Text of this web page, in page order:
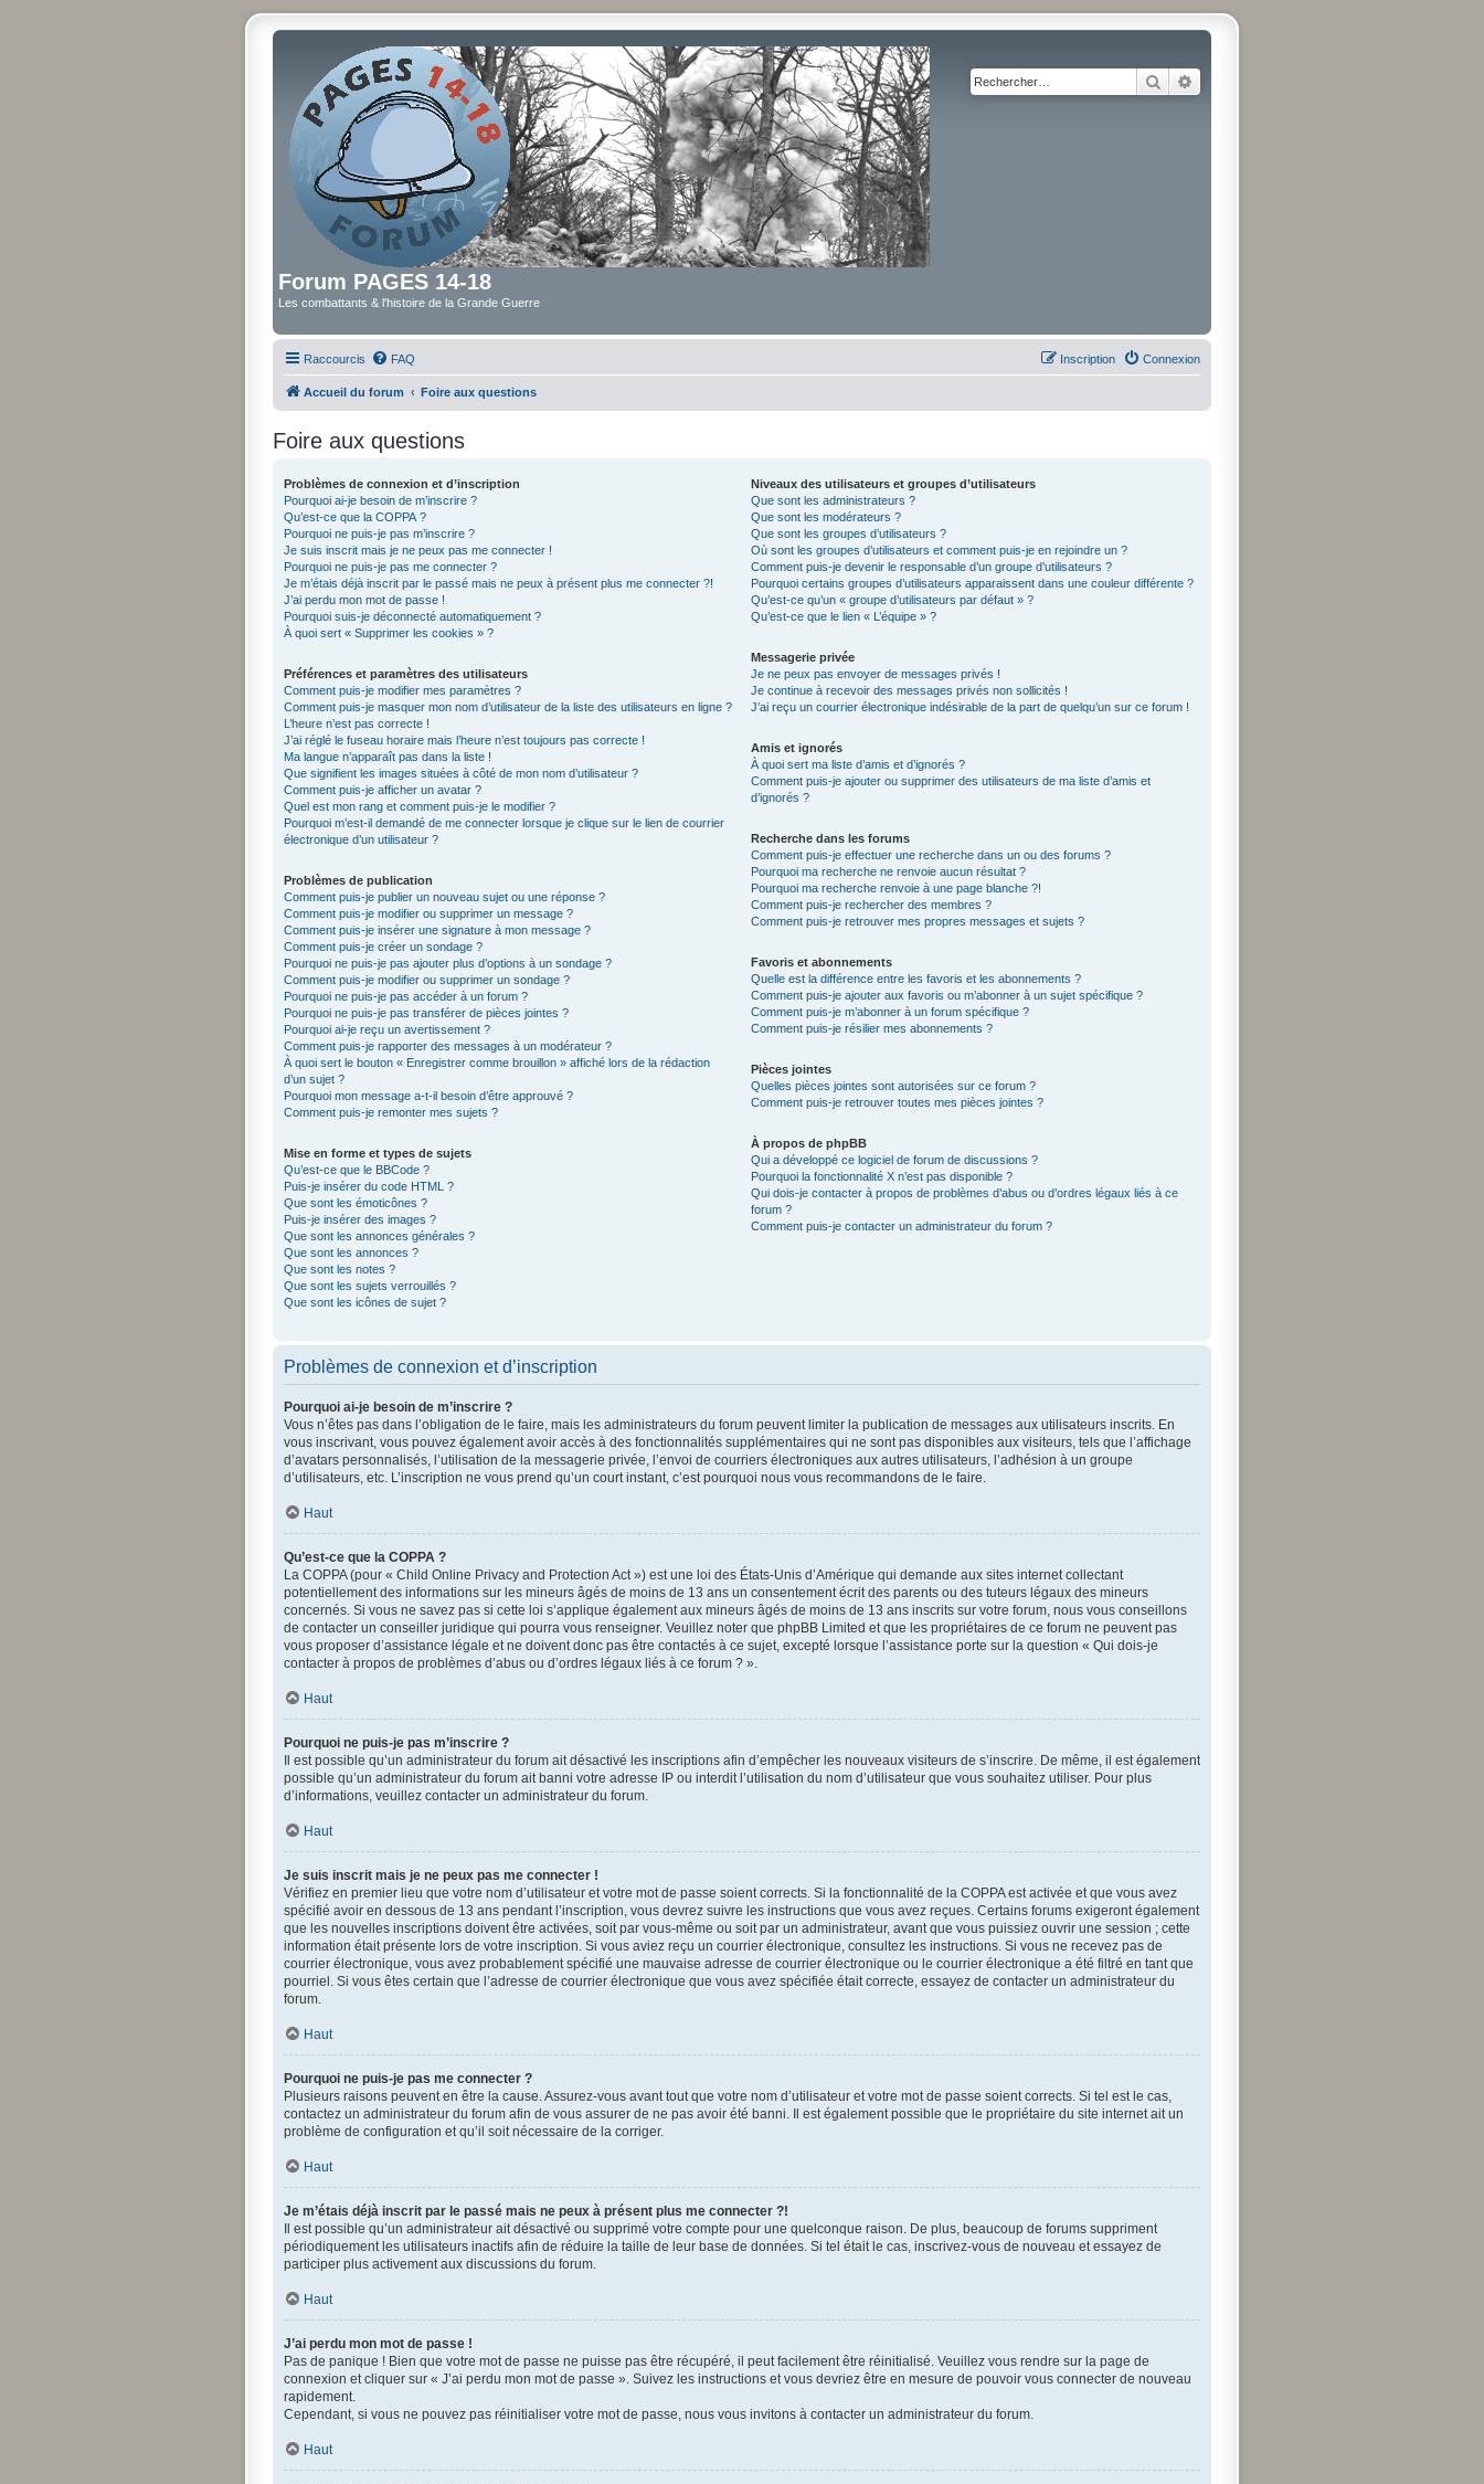
Forum PAGES 14-18
Les combattants & l'histoire de la Grande Guerre
Rechercher
Raccourcis FAQ Connexion
Inscription
Accueil du forum Foire aux questions
Foire aux questions
Problèmes de connexion et d’inscription
Pourquoi ai-je besoin de m’inscrire ?
Qu’est-ce que la COPPA ?
Pourquoi ne puis-je pas m’inscrire ?
Je suis inscrit mais je ne peux pas me connecter !
Pourquoi ne puis-je pas me connecter ?
Je m’étais déjà inscrit par le passé mais ne peux à présent plus me connecter ?!
J’ai perdu mon mot de passe !
Pourquoi suis-je déconnecté automatiquement ?
À quoi sert « Supprimer les cookies » ?
Préférences et paramètres des utilisateurs
Comment puis-je modifier mes paramètres ?
Comment puis-je masquer mon nom d’utilisateur de la liste des utilisateurs en ligne ?
L’heure n’est pas correcte !
J’ai réglé le fuseau horaire mais l’heure n’est toujours pas correcte !
Ma langue n’apparaît pas dans la liste !
Que signifient les images situées à côté de mon nom d’utilisateur ?
Comment puis-je afficher un avatar ?
Quel est mon rang et comment puis-je le modifier ?
Pourquoi m’est-il demandé de me connecter lorsque je clique sur le lien de courrier
électronique d’un utilisateur ?
Problèmes de publication
Comment puis-je publier un nouveau sujet ou une réponse ?
Comment puis-je modifier ou supprimer un message ?
Comment puis-je insérer une signature à mon message ?
Comment puis-je créer un sondage ?
Pourquoi ne puis-je pas ajouter plus d’options à un sondage ?
Comment puis-je modifier ou supprimer un sondage ?
Pourquoi ne puis-je pas accéder à un forum ?
Pourquoi ne puis-je pas transférer de pièces jointes ?
Pourquoi ai-je reçu un avertissement ?
Comment puis-je rapporter des messages à un modérateur ?
À quoi sert le bouton « Enregistrer comme brouillon » affiché lors de la rédaction
d’un sujet ?
Pourquoi mon message a-t-il besoin d’être approuvé ?
Comment puis-je remonter mes sujets ?
Mise en forme et types de sujets
Qu’est-ce que le BBCode ?
Puis-je insérer du code HTML ?
Que sont les émoticônes ?
Puis-je insérer des images ?
Que sont les annonces générales ?
Que sont les annonces ?
Que sont les notes ?
Que sont les sujets verrouillés ?
Que sont les icônes de sujet ?
Niveaux des utilisateurs et groupes d’utilisateurs
Que sont les administrateurs ?
Que sont les modérateurs ?
Que sont les groupes d’utilisateurs ?
Où sont les groupes d’utilisateurs et comment puis-je en rejoindre un ?
Comment puis-je devenir le responsable d’un groupe d’utilisateurs ?
Pourquoi certains groupes d’utilisateurs apparaissent dans une couleur différente ?
Qu’est-ce qu’un « groupe d’utilisateurs par défaut » ?
Qu’est-ce que le lien « L’équipe » ?
Messagerie privée
Je ne peux pas envoyer de messages privés !
Je continue à recevoir des messages privés non sollicités !
J’ai reçu un courrier électronique indésirable de la part de quelqu’un sur ce forum !
Amis et ignorés
À quoi sert ma liste d’amis et d’ignorés ?
Comment puis-je ajouter ou supprimer des utilisateurs de ma liste d’amis et
d’ignorés ?
Recherche dans les forums
Comment puis-je effectuer une recherche dans un ou des forums ?
Pourquoi ma recherche ne renvoie aucun résultat ?
Pourquoi ma recherche renvoie à une page blanche ?!
Comment puis-je rechercher des membres ?
Comment puis-je retrouver mes propres messages et sujets ?
Favoris et abonnements
Quelle est la différence entre les favoris et les abonnements ?
Comment puis-je ajouter aux favoris ou m’abonner à un sujet spécifique ?
Comment puis-je m’abonner à un forum spécifique ?
Comment puis-je résilier mes abonnements ?
Pièces jointes
Quelles pièces jointes sont autorisées sur ce forum ?
Comment puis-je retrouver toutes mes pièces jointes ?
À propos de phpBB
Qui a développé ce logiciel de forum de discussions ?
Pourquoi la fonctionnalité X n’est pas disponible ?
Qui dois-je contacter à propos de problèmes d’abus ou d’ordres légaux liés à ce
forum ?
Comment puis-je contacter un administrateur du forum ?
Problèmes de connexion et d’inscription
Pourquoi ai-je besoin de m’inscrire ?
Vous n’êtes pas dans l’obligation de le faire, mais les administrateurs du forum peuvent limiter la publication de messages aux utilisateurs inscrits. En
vous inscrivant, vous pouvez également avoir accès à des fonctionnalités supplémentaires qui ne sont pas disponibles aux visiteurs, tels que l’affichage
d’avatars personnalisés, l’utilisation de la messagerie privée, l’envoi de courriers électroniques aux autres utilisateurs, l’adhésion à un groupe
d’utilisateurs, etc. L’inscription ne vous prend qu’un court instant, c’est pourquoi nous vous recommandons de le faire.
Haut
Qu’est-ce que la COPPA ?
La COPPA (pour « Child Online Privacy and Protection Act ») est une loi des États-Unis d’Amérique qui demande aux sites internet collectant
potentiellement des informations sur les mineurs âgés de moins de 13 ans un consentement écrit des parents ou des tuteurs légaux des mineurs
concernés. Si vous ne savez pas si cette loi s’applique également aux mineurs âgés de moins de 13 ans inscrits sur votre forum, nous vous conseillons
de contacter un conseiller juridique qui pourra vous renseigner. Veuillez noter que phpBB Limited et que les propriétaires de ce forum ne peuvent pas
vous proposer d’assistance légale et ne doivent donc pas être contactés à ce sujet, excepté lorsque l’assistance porte sur la question « Qui dois-je
contacter à propos de problèmes d’abus ou d’ordres légaux liés à ce forum ? ».
Haut
Pourquoi ne puis-je pas m’inscrire ?
Il est possible qu’un administrateur du forum ait désactivé les inscriptions afin d’empêcher les nouveaux visiteurs de s’inscrire. De même, il est également
possible qu’un administrateur du forum ait banni votre adresse IP ou interdit l’utilisation du nom d’utilisateur que vous souhaitez utiliser. Pour plus
d’informations, veuillez contacter un administrateur du forum.
Haut
Je suis inscrit mais je ne peux pas me connecter !
Vérifiez en premier lieu que votre nom d’utilisateur et votre mot de passe soient corrects. Si la fonctionnalité de la COPPA est activée et que vous avez
spécifié avoir en dessous de 13 ans pendant l’inscription, vous devrez suivre les instructions que vous avez reçues. Certains forums exigeront également
que les nouvelles inscriptions doivent être activées, soit par vous-même ou soit par un administrateur, avant que vous puissiez ouvrir une session ; cette
information était présente lors de votre inscription. Si vous aviez reçu un courrier électronique, consultez les instructions. Si vous ne recevez pas de
courrier électronique, vous avez probablement spécifié une mauvaise adresse de courrier électronique ou le courrier électronique a été filtré en tant que
pourriel. Si vous êtes certain que l’adresse de courrier électronique que vous avez spécifiée était correcte, essayez de contacter un administrateur du
forum.
Haut
Pourquoi ne puis-je pas me connecter ?
Plusieurs raisons peuvent en être la cause. Assurez-vous avant tout que votre nom d’utilisateur et votre mot de passe soient corrects. Si tel est le cas,
contactez un administrateur du forum afin de vous assurer de ne pas avoir été banni. Il est également possible que le propriétaire du site internet ait un
problème de configuration et qu’il soit nécessaire de la corriger.
Haut
Je m’étais déjà inscrit par le passé mais ne peux à présent plus me connecter ?!
Il est possible qu’un administrateur ait désactivé ou supprimé votre compte pour une quelconque raison. De plus, beaucoup de forums suppriment
périodiquement les utilisateurs inactifs afin de réduire la taille de leur base de données. Si tel était le cas, inscrivez-vous de nouveau et essayez de
participer plus activement aux discussions du forum.
Haut
J’ai perdu mon mot de passe !
Pas de panique ! Bien que votre mot de passe ne puisse pas être récupéré, il peut facilement être réinitialisé. Veuillez vous rendre sur la page de
connexion et cliquer sur « J’ai perdu mon mot de passe ». Suivez les instructions et vous devriez être en mesure de pouvoir vous connecter de nouveau
rapidement.
Cependant, si vous ne pouvez pas réinitialiser votre mot de passe, nous vous invitons à contacter un administrateur du forum.
Haut